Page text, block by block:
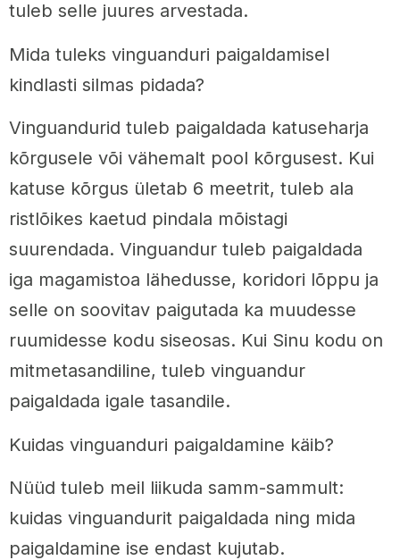
tuleb selle juures arvestada.
Mida tuleks vinguanduri paigaldamisel
kindlasti silmas pidada?
Vinguandurid tuleb paigaldada katuseharja
kõrgusele või vähemalt pool kõrgusest. Kui
katuse kõrgus ületab 6 meetrit, tuleb ala
ristlõikes kaetud pindala mõistagi
suurendada. Vinguandur tuleb paigaldada
iga magamistoa lähedusse, koridori lõppu ja
selle on soovitav paigutada ka muudesse
ruumidesse kodu siseosas. Kui Sinu kodu on
mitmetasandiline, tuleb vinguandur
paigaldada igale tasandile.
Kuidas vinguanduri paigaldamine käib?
Nüüd tuleb meil liikuda samm-sammult:
kuidas vinguandurit paigaldada ning mida
paigaldamine ise endast kujutab.